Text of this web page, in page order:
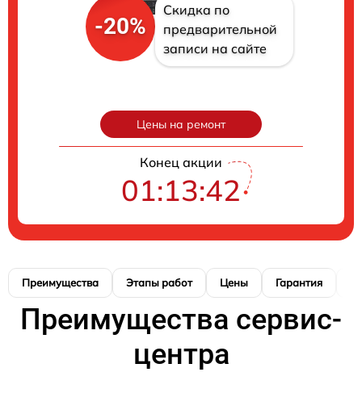
-20%
Скидка по
предварительной
записи на сайте
Цены на ремонт
Конец акции
01:13:41
Преимущества Этапы работ Цены Гарантия
Преимущества сервис-
центра